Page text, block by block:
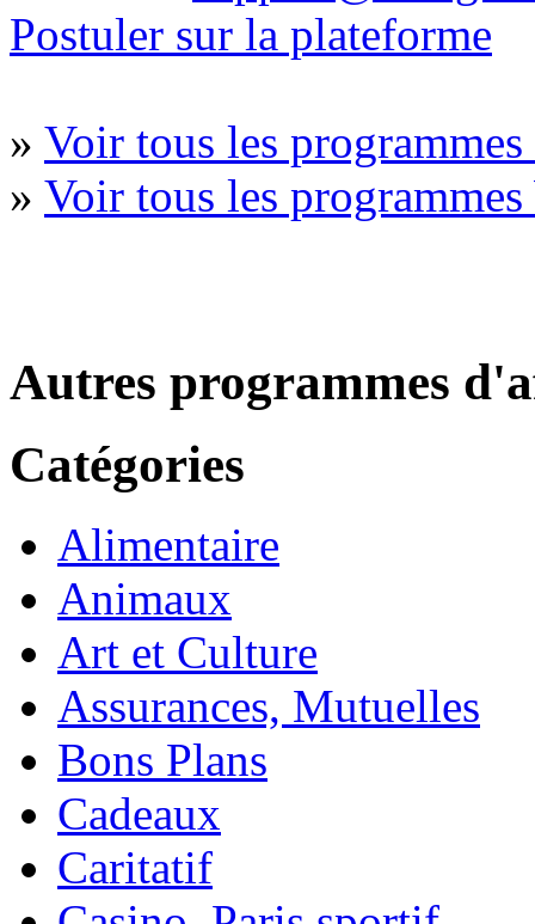
Postuler sur la plateforme
» Voir tous les
» Voir tous les
Autres programmes
Catégories
Alimentaire
Animaux
Art et Culture
Assurances, Mutuelles
Bons Plans
Cadeaux
Caritatif